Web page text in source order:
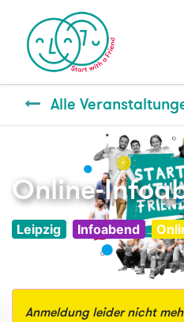
Alle
Online-
Leipzig Infoabend
Anmeldung leider nicht